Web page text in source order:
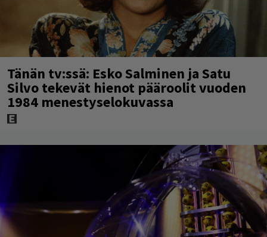
Tänän tv:ssä: Esko Salminen ja Satu
Silvo tekevät hienot pääroolit vuoden
1984 menestyselokuvassa